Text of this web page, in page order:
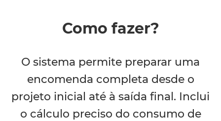
Como fazer?
O sistema permite preparar uma
encomenda completa desde o
projeto inicial até à saída final. Inclui
o cálculo preciso do consumo de